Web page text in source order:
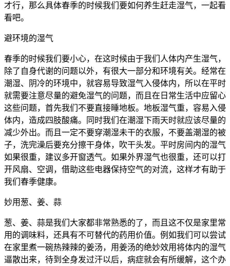
才行，那么具体春季的时候我们要如何养生赶走湿气，一起看
看吧。
避环境的湿气
春季的时候我们要小心，在这时候由于我们人体内产生湿气，
除了自身代谢的问题以外，有很大一部分和环境有关。经常在
潮湿、阴冷的环境中，就容易导致湿气入侵体内，所以在平时
就需要注意尽量的避免湿气的问题，而且在日常生活中应留心
这些问题，首先我们不要直接睡地板。地板湿气重，容易入侵
体内，造成四肢酸痛。同时我们在潮湿下雨天时就应该尽量的
减少外出。而且一定不要穿潮湿未干的衣服，不要盖潮湿的被
子，洗完澡后要充分擦干身体，吹干头发。平时房间内的湿气
如果很重，建议多开窗透气。如果外界湿气也很重，还可以打
开风扇、空调，借助这些电器保持空气的对流，这样才有助于
我们春季健康。
妙用葱、姜、蒜
葱、姜、蒜是我们大家都非常熟悉的了，而且这不仅是家里常
用的调味料，还具有不可替代的药用价值。例如我们可以尝试
在家里煮一碗热辣辣的姜汤，用姜汤的绝妙效用将体内的湿气
逼散出来，待到全身发过汗以后，病症就会有所缓解，这个办